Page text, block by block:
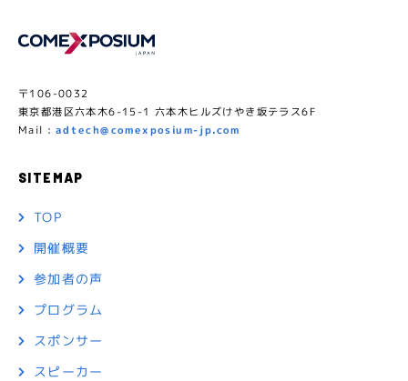
〒106-0032
東京都港区六本木6-15-1 六本木ヒルズけやき坂テラス6F
Mail : adtech@comexposium-jp.com
SITEMAP
TOP
開催概要
参加者の声
プログラム
スポンサー
スピーカー